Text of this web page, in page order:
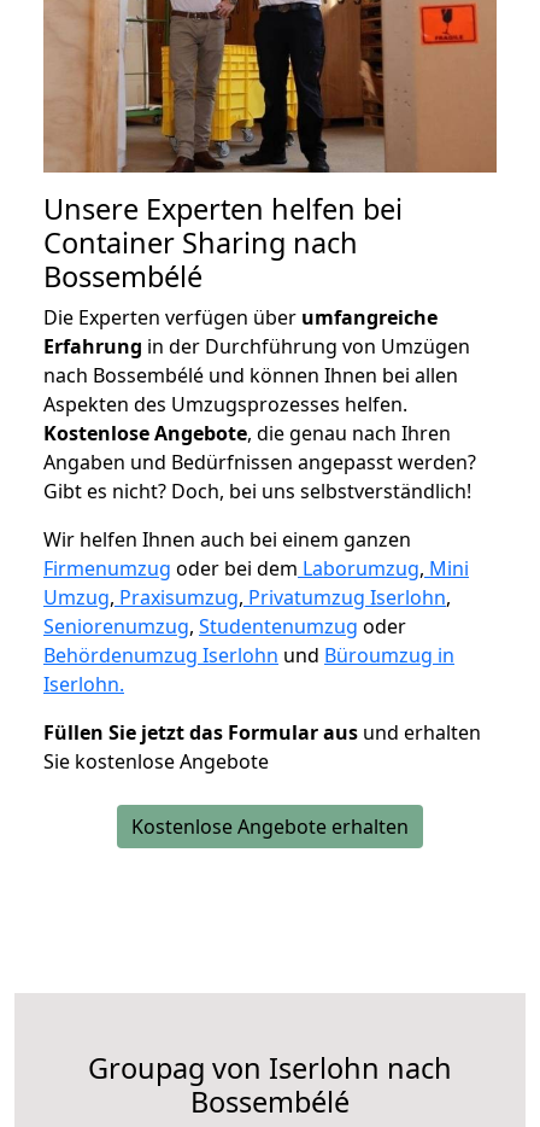
Unsere Experten helfen bei
Container Sharing nach
Bossembélé
Die Experten verfügen über umfangreiche
Erfahrung in der Durchführung von Umzügen
nach Bossembélé und können Ihnen bei allen
Aspekten des Umzugsprozesses helfen.
Kostenlose Angebote, die genau nach Ihren
Angaben und Bedürfnissen angepasst werden?
Gibt es nicht? Doch, bei uns selbstverständlich!
Wir helfen Ihnen auch bei einem ganzen
Firmenumzug oder bei dem Laborumzug, Mini
Umzug, Praxisumzug, Privatumzug Iserlohn,
Seniorenumzug, Studentenumzug oder
Behördenumzug Iserlohn und Büroumzug in
Iserlohn.
Füllen Sie jetzt das Formular aus und erhalten
Sie kostenlose Angebote
Kostenlose Angebote erhalten
Groupag von Iserlohn nach
Bossembélé